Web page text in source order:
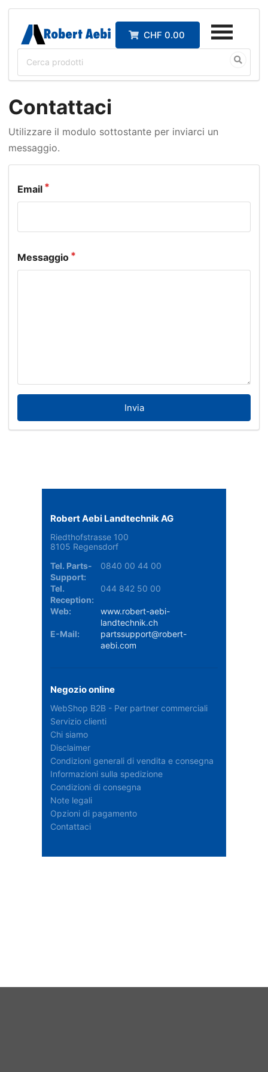
CHF 0.00
Contattaci
Utilizzare il modulo sottostante per inviarci un
messaggio.
Email
Messaggio
Invia
Robert Aebi Landtechnik AG
Riedthofstrasse 100
8105 Regensdorf
Tel. Parts-
Support:
0840 00 44 00
Tel.
Reception:
044 842 50 00
Web:
www.robert-aebi-
landtechnik.ch
E-Mail:
partssupport@robert-
aebi.com
Negozio online
WebShop B2B - Per partner commerciali
Servizio clienti
Chi siamo
Disclaimer
Condizioni generali di vendita e consegna
Informazioni sulla spedizione
Condizioni di consegna
Note legali
Opzioni di pagamento
Contattaci